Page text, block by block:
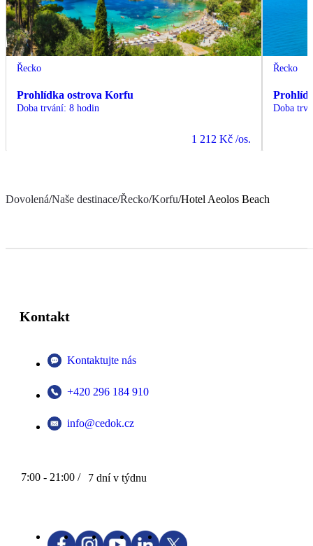
Řecko
Prohlídka ostrova Korfu
Doba trvání: 8 hodin
1 212 Kč /os.
Řecko
Doba
Dovolená/Naše destinace/Řecko/Korfu/Hotel Aeolos Beach
Kontakt
Kontaktujte nás
+420 296 184 910
info@cedok.cz
7:00 - 21:00 / 7 dní v týdnu